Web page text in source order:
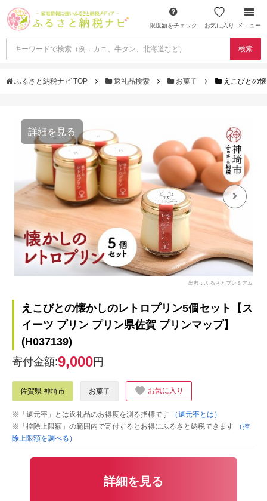
限度額をチェック お気に入り メニュー
検索
ふるさと納税ナビ TOP 返礼品検索 お菓子 えこびとの
詳細を見る
出典：ふるさとプレミアム
えこびとの懐かしのレトロプリン5個セット【ス
イーツ プリン プリン県佐賀 プリンマップ】
(H037139)
寄付金額:9,000円
佐賀県 神埼市 お菓子 お気に入り
※「還元率」とは返礼品のお得度を測る指標です
（還元率とは）
※「控除上限額」の範囲内で寄付するとお得にふるさと納税できます
（控
除上限額を調べる）
詳細を見る